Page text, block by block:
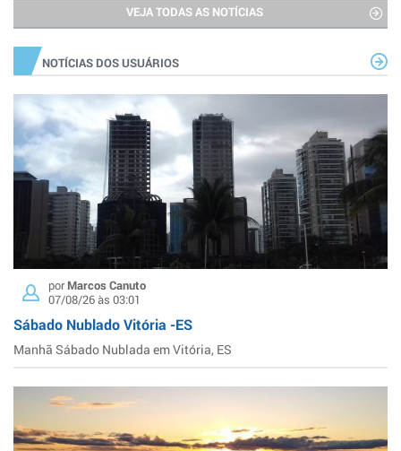
VEJA TODAS AS NOTÍCIAS
NOTÍCIAS DOS USUÁRIOS
porMarcos Canuto
07/08/26 às 03:01
Sábado Nublado Vitória -ES
Manhã Sábado Nublada em Vitória, ES